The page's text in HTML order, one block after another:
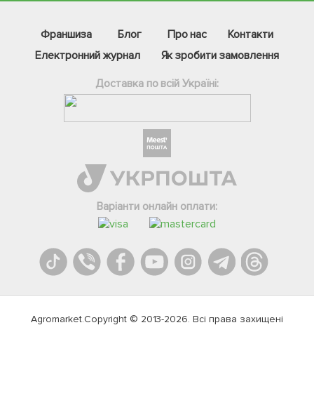
Франшиза Блог Про нас
Контакти
Електронний журнал
Як зробити замовлення
Доставка по всій Україні:
Варіанти онлайн оплати:
Agromarket.Copyright © 2013-2026. Всі права захищені